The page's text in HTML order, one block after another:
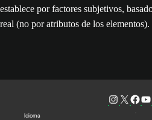
establece por factores subjetivos,
real (no por atributos de los elementos).
Idioma